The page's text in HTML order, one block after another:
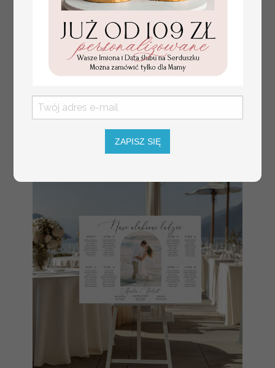
numerki na stół weselny
eleganckie numerki na
stoły weselne, tłoczone
numerki na stół weselny,
Promocja:
10 PLN/13.00 PLN
ZAPISZ SIĘ